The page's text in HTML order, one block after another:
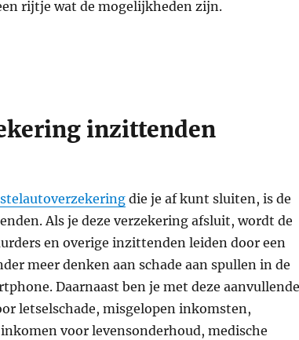
rijtje wat de mogelijkheden zijn.
inzittenden
die je af kunt sluiten, is de
Als je deze verzekering afsluit, wordt de
en overige inzittenden leiden door een
meer denken aan schade aan spullen in de
Daarnaast ben je met deze aanvullende
letselschade, misgelopen inkomsten,
voor levensonderhoud, medische